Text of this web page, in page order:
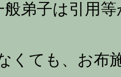
般弟子は引用
くても、お布